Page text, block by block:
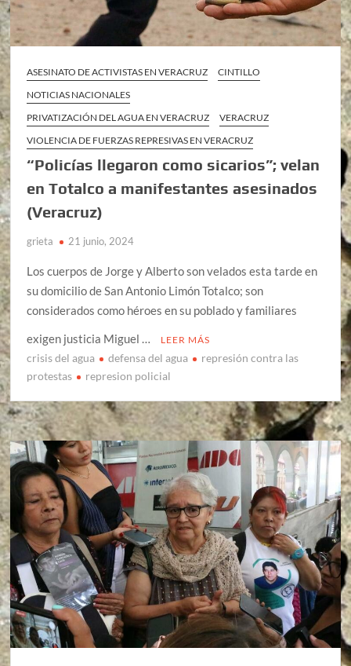
ASESINATO DE ACTIVISTAS EN VERACRUZ
CINTILLO
NOTICIAS NACIONALES
PRIVATIZACIÓN DEL AGUA EN VERACRUZ
VERACRUZ
VIOLENCIA DE FUERZAS REPRESIVAS EN VERACRUZ
“Policías llegaron como sicarios”; velan
en Totalco a manifestantes asesinados
(Veracruz)
grieta 21 junio, 2024
Los cuerpos de Jorge y Alberto son velados esta tarde en
su domicilio de San Antonio Limón Totalco; son
considerados como héroes en su poblado y familiares
exigen justicia Miguel …
LEER MÁS
crisis del agua defensa del agua
represión contra las
protestas
represion policial